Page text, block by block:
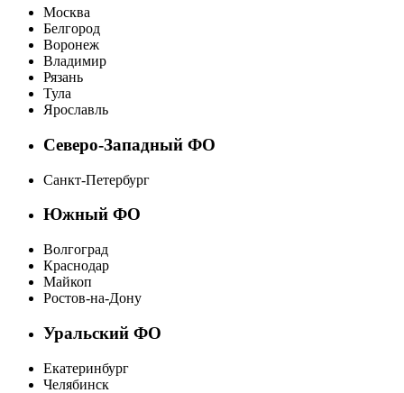
Москва
Белгород
Воронеж
Владимир
Рязань
Тула
Ярославль
Северо-Западный ФО
Санкт-Петербург
Южный ФО
Волгоград
Краснодар
Майкоп
Ростов-на-Дону
Уральский ФО
Екатеринбург
Челябинск